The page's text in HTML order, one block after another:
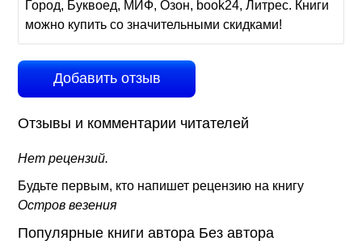
Город, Буквоед, МИФ, Озон, book24, Литрес. Книги
можно купить со значительными скидками!
Добавить отзыв
Отзывы и комментарии читателей
Нет рецензий.
Будьте первым, кто напишет рецензию на книгу
Остров везения
Популярные книги автора Без автора